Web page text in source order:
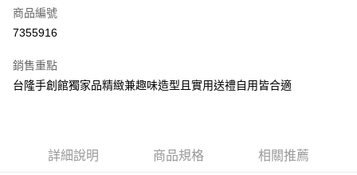
超商取貨付款
街口支付
商品編號
7355916
銷售重點
台隆手創館獨家品精緻兼趣味造型且實用送禮自用皆合適
詳細說明 商品規格 相關推薦